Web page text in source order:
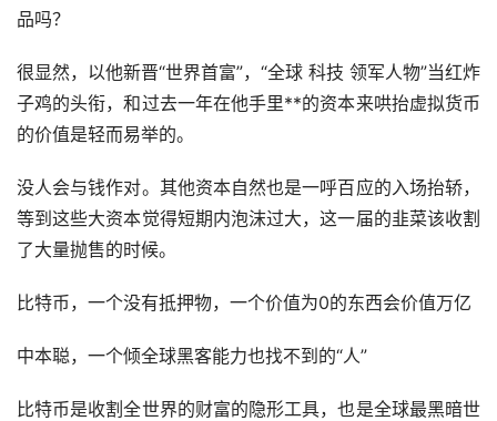
品吗？
很显然，以他新晋“世界首富”，“全球 科技 领军人物”当红炸
子鸡的头衔，和过去一年在他手里**的资本来哄抬虚拟货币
的价值是轻而易举的。
没人会与钱作对。其他资本自然也是一呼百应的入场抬轿，
等到这些大资本觉得短期内泡沫过大，这一届的韭菜该收割
了大量抛售的时候。
比特币，一个没有抵押物，一个价值为0的东西会价值万亿
中本聪，一个倾全球黑客能力也找不到的“人”
比特币是收割全世界的财富的隐形工具，也是全球最黑暗世